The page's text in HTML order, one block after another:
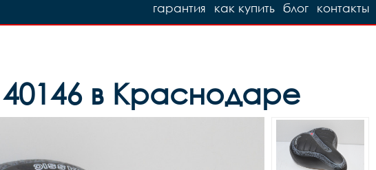
контакты
блог
как купить
гарантия
в Краснодаре